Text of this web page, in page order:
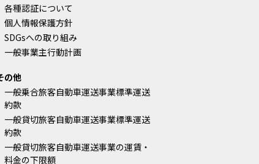
各種認証について
個人情報保護方針
SDGsへの取り組み
一般事業主行動計画
の他
一般乗合旅客自動車運送事業標準運送
約款
一般貸切旅客自動車運送事業標準運送
約款
一般貸切旅客自動車運送事業の運賃・
料金の下限額